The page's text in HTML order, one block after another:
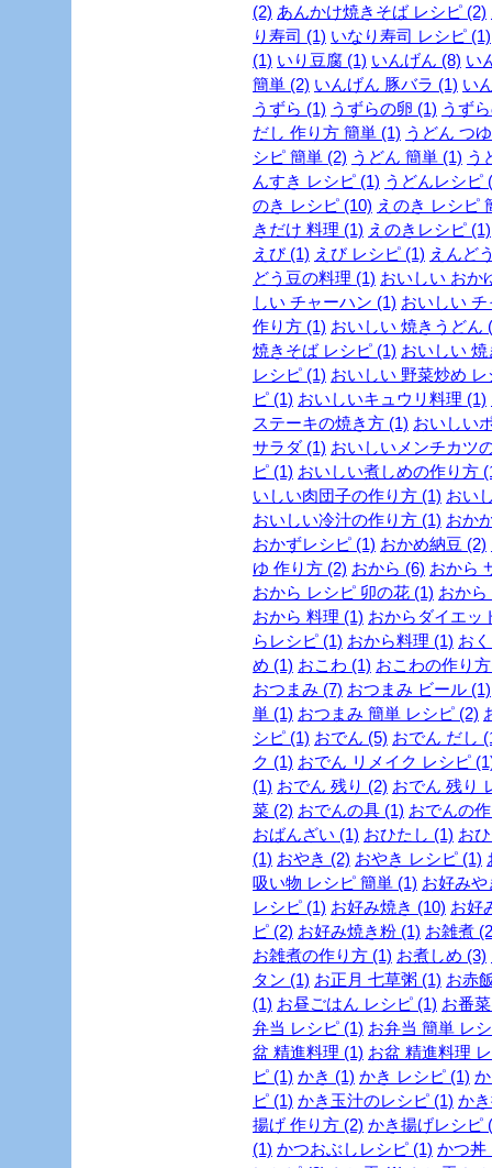
(2) あんかけ焼きそば レシピ (2)
り寿司 (1) いなり寿司 レシピ (1)
(1) いり豆腐 (1) いんげん (8) い
簡単 (2) いんげん 豚バラ (1) い
うずら (1) うずらの卵 (1) うず
だし 作り方 簡単 (1) うどん つ
シピ 簡単 (2) うどん 簡単 (1) う
んすき レシピ (1) うどんレシピ
のき レシピ (10) えのき レシピ
きだけ 料理 (1) えのきレシピ (1)
えび (1) えび レシピ (1) えんど
どう豆の料理 (1) おいしい おか
しい チャーハン (1) おいしい
作り方 (1) おいしい 焼きうどん
焼きそば レシピ (1) おいしい
レシピ (1) おいしい 野菜炒め レ
ピ (1) おいしいキュウリ料理 (1)
ステーキの焼き方 (1) おいしい
サラダ (1) おいしいメンチカツ
ピ (1) おいしい煮しめの作り方
いしい肉団子の作り方 (1) おい
おいしい冷汁の作り方 (1) おか
おかずレシピ (1) おかめ納豆 (2)
ゆ 作り方 (2) おから (6) おから
おから レシピ 卯の花 (1) おから
おから 料理 (1) おからダイエッ
らレシピ (1) おから料理 (1) お
め (1) おこわ (1) おこわの作り
おつまみ (7) おつまみ ビール (1)
単 (1) おつまみ 簡単 レシピ (2)
シピ (1) おでん (5) おでん だし
ク (1) おでん リメイク レシピ
(1) おでん 残り (2) おでん 残り
菜 (2) おでんの具 (1) おでんの
おばんざい (1) おひたし (1) お
(1) おやき (2) おやき レシピ (1)
吸い物 レシピ 簡単 (1) お好み
レシピ (1) お好み焼き (10) お好
ピ (2) お好み焼き粉 (1) お雑煮
お雑煮の作り方 (1) お煮しめ (3)
タン (1) お正月 七草粥 (1) お赤
(1) お昼ごはん レシピ (1) お番
弁当 レシピ (1) お弁当 簡単 レ
盆 精進料理 (1) お盆 精進料理
ピ (1) かき (1) かき レシピ (1)
ピ (1) かき玉汁のレシピ (1) か
揚げ 作り方 (2) かき揚げレシピ
(1) かつおぶしレシピ (1) かつ丼